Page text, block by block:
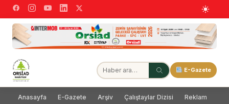
E-Gazete
Anasayfa E-Gazete Arşiv Çalıştaylar Dizisi Reklam